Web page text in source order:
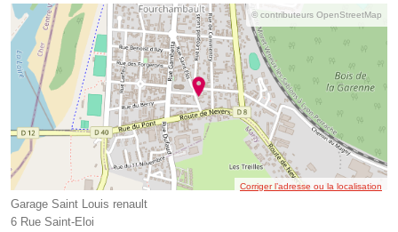
© contributeurs OpenStreetMap
Corriger l’adresse ou la localisation
Garage Saint Louis renault
6 Rue Saint-Eloi